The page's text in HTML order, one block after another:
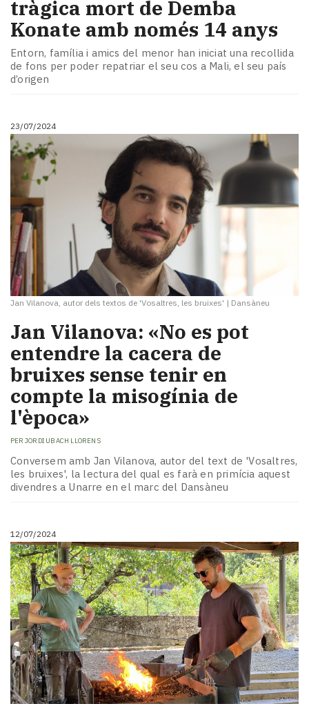
tràgica mort de Demba
Konate amb només 14 anys
Entorn, família i amics del menor han iniciat una recollida
de fons per poder repatriar el seu cos a Mali, el seu país
d’origen
23/07/2024
Jan Vilanova, autor dels textos de 'Vosaltres, les bruixes' | Dansàneu
Jan Vilanova: «No es pot
entendre la cacera de
bruixes sense tenir en
compte la misogínia de
l'època»
PER JORDI UBACH LLORENS
Conversem amb Jan Vilanova, autor del text de 'Vosaltres,
les bruixes', la lectura del qual es farà en primícia aquest
divendres a Unarre en el marc del Dansàneu
12/07/2024